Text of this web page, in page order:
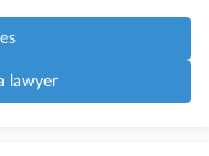
lawyer